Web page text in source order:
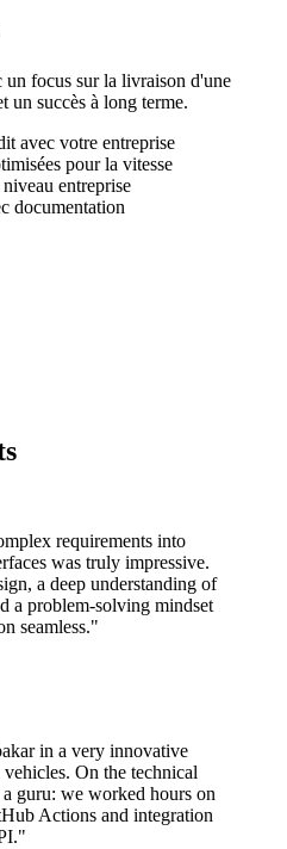
un focus sur la livraison d'une
un succès à long terme.
avec votre entreprise
pour la vitesse
entreprise
documentation
requirements into
was truly impressive.
a deep understanding of
a problem-solving mindset
seamless."
in a very innovative
On the technical
guru: we worked hours on
Actions and integration